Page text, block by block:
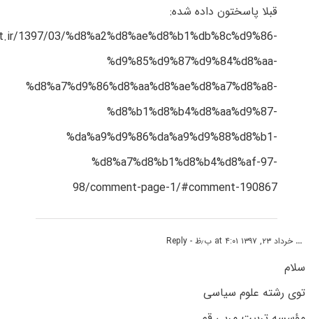
قبلا پاسختون داده شده:
1397/03/%d8%a2%d8%ae%d8%b1%db%8c%d9%86-
%d9%85%d9%87%d9%84%d8%aa-
%d8%a7%d9%86%d8%aa%d8%ae%d8%a7%d8%a8-
%d8%b1%d8%b4%d8%aa%d9%87-
%da%a9%d9%86%da%a9%d9%88%d8%b1-
%d8%a7%d8%b1%d8%b4%d8%af-97-
98/comment-page-1/#comment-190867
... خرداد ۲۳, ۱۳۹۷ at ۴:۰۱ ب٫ظ - Reply
سلام
توی رشته علوم سیاسی